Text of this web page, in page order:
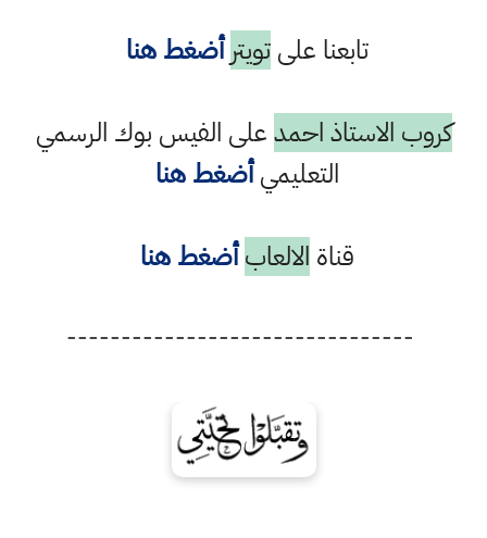
تابعنا علىتويتر أضغط هنا
كروب الاستاذ احمدعلى الفيس بوك الرسمي
التعليميأضغط هنا
قناة الالعاب أضغط هنا
--------------------------------